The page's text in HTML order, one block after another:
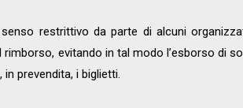
restrittivo da parte di alcuni
evitando in tal modo l’esborso di
prevendita, i biglietti.